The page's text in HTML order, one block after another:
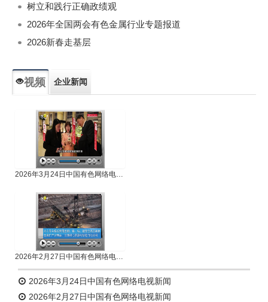
树立和践行正确政绩观
2026年全国两会有色金属行业专题报道
2026新春走基层
视频 企业新闻
2026年3月24日中国有色网络电视新闻
2026年2月27日中国有色网络电视新闻
2026年3月24日中国有色网络电视新闻
2026年2月27日中国有色网络电视新闻